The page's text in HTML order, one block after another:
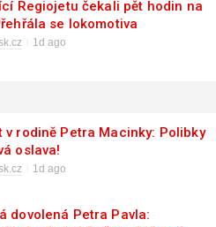
Regiojetu čekali pět hodin na
se lokomotiva
1d ago
v rodině Petra Macinky: Polibky
oslava!
1d ago
dovolená Petra Pavla: